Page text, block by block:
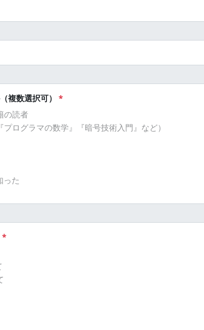
複数選択可） *
の読者
ログラマの数学』『暗号技術入門』など）
った
*